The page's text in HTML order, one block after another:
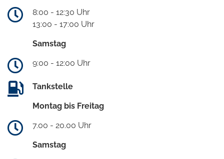
8:00 - 12:30 Uhr
13:00 - 17:00 Uhr
Samstag
9:00 - 12:00 Uhr
Tankstelle
Montag bis Freitag
7.00 - 20.00 Uhr
Samstag